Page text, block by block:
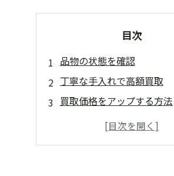
目次
品物の状態を確認
丁寧な手入れで高額買取
買取価格をアップする方法
安心して売れる買取店